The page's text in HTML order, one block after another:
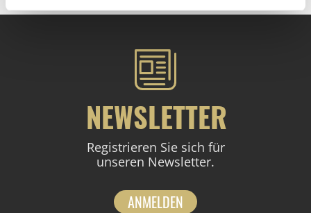
NEWSLETTER
Registrieren Sie sich für
unseren Newsletter.
ANMELDEN